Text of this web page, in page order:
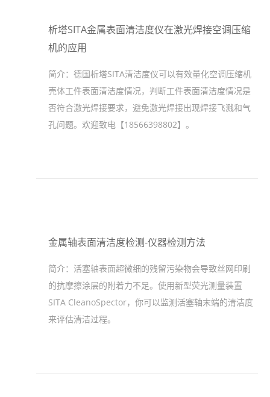
析塔SITA金属表面清洁度仪在激光焊接空调压缩
机的应用
简介： 德国析塔SITA清洁度仪可以有效量化空调压缩机
壳体工件表面清洁度情况，判断工件表面清洁度情况是
否符合激光焊接要求，避免激光焊接出现焊接飞溅和气
孔问题。欢迎致电【18566398802】。
金属轴表面清洁度检测-仪器检测方法
简介： 活塞轴表面超微细的残留污染物会导致丝网印刷
的抗摩擦涂层的附着力不足。使用新型荧光测量装置
SITA CleanoSpector，你可以监测活塞轴末端的清洁度
来评估清洁过程。